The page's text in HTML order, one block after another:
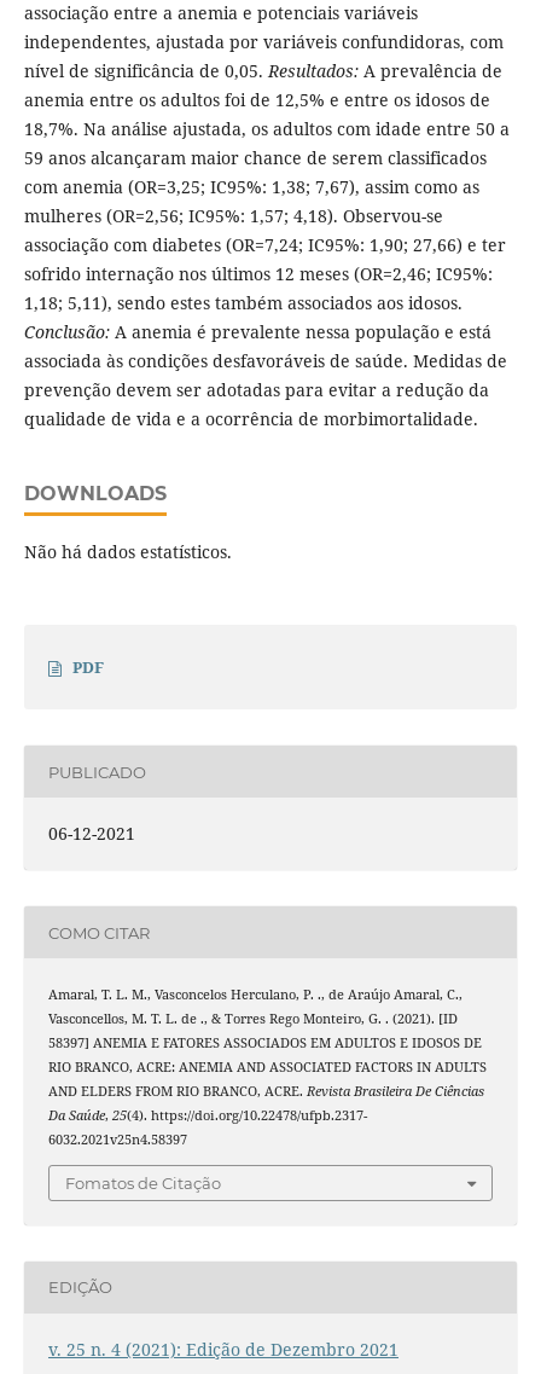
associação entre a anemia e potenciais variáveis
independentes, ajustada por variáveis confundidoras, com
nível de significância de 0,05.Resultados:A prevalência de
anemia entre os adultos foi de 12,5% e entre os idosos de
18,7%. Na análise ajustada, os adultos com idade entre 50 a
59 anos alcançaram maior chance de serem classificados
com anemia (OR=3,25; IC95%: 1,38; 7,67), assim como as
mulheres (OR=2,56; IC95%: 1,57; 4,18). Observou-se
associação com diabetes (OR=7,24; IC95%: 1,90; 27,66) e ter
sofrido internação nos últimos 12 meses (OR=2,46; IC95%:
1,18; 5,11), sendo estes também associados aos idosos.
Conclusão: A anemia é prevalente nessa população e está
associada às condições desfavoráveis de saúde. Medidas de
prevenção devem ser adotadas para evitar a redução da
qualidade de vida e a ocorrência de morbimortalidade.
DOWNLOADS
Não há dados estatísticos.
PDF
PUBLICADO
06-12-2021
COMO CITAR
Amaral, T. L. M., Vasconcelos Herculano, P. ., de Araújo Amaral, C.,
Vasconcellos, M. T. L. de ., & Torres Rego Monteiro, G. . (2021). [ID
58397] ANEMIA E FATORES ASSOCIADOS EM ADULTOS E IDOSOS DE
RIO BRANCO, ACRE: ANEMIA AND ASSOCIATED FACTORS IN ADULTS
AND ELDERS FROM RIO BRANCO, ACRE. Revista Brasileira De Ciências
Da Saúde, 25(4). https://doi.org/10.22478/ufpb.2317-
6032.2021v25n4.58397
Fomatos de Citação
EDIÇÃO
v. 25 n. 4 (2021): Edição de Dezembro 2021